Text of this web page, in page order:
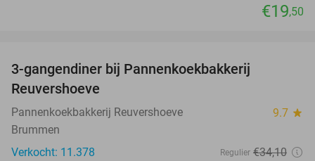
€19,50
3-gangendiner bij Pannenkoekbakkerij
Reuvershoeve
Pannenkoekbakkerij Reuvershoeve 9.7 star
Brummen
Verkocht: 11.378
Regulier €34,10